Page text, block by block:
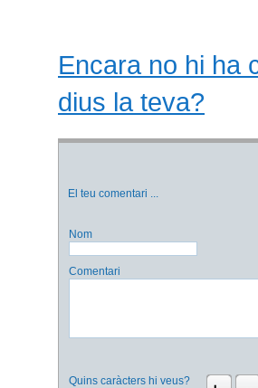
Encara no hi ha
dius la teva?
El teu comentari ...
Nom
Comentari
Quins caràcters hi veus?